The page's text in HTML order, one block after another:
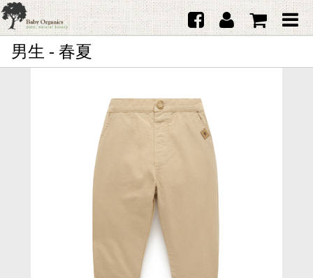
首頁
日本品牌育兒配件
韓國Merebe寶寶配件
男生 - 春夏